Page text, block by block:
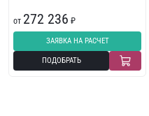
от 272 236 ₽
ЗАЯВКА НА РАСЧЕТ
ПОДОБРАТЬ